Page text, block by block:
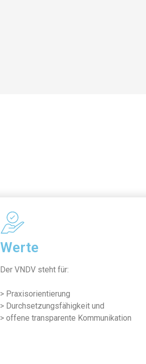
Werte
Der VNDV steht für:
> Praxisorientierung
> Durchsetzungsfähigkeit und
> offene transparente Kommunikation